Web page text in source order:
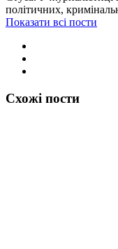
політичних,
Показати всі пости
Схожі пости